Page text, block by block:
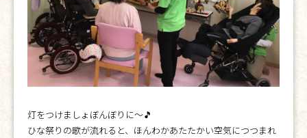
灯をつけましょぼんぼりに〜🎵
ひな祭りの歌が流れると、ほんわかあたたかい空気につつまれ